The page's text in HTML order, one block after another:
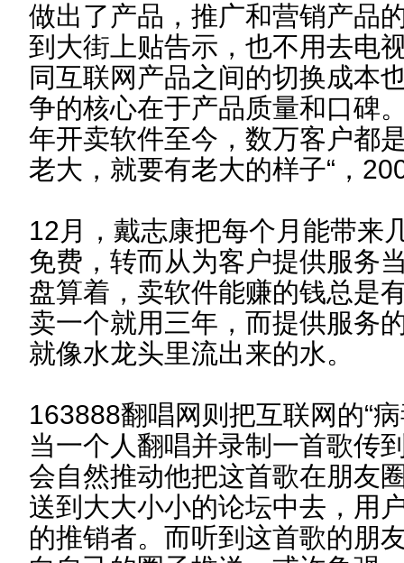
做出了产品，推广和营销产品
到大街上贴告示，也不用去电
同互联网产品之间的切换成本
争的核心在于产品质量和口碑
年开卖软件至今，数万客户都
老大，就要有老大的样子“，
12月，戴志康把每个月能带来
免费，转而从为客户提供服务
盘算着，卖软件能赚的钱总是
卖一个就用三年，而提供服务
就像水龙头里流出来的水。
163888翻唱网则把互联网的“
当一个人翻唱并录制一首歌传
会自然推动他把这首歌在朋友
送到大大小小的论坛中去，用
的推销者。而听到这首歌的朋